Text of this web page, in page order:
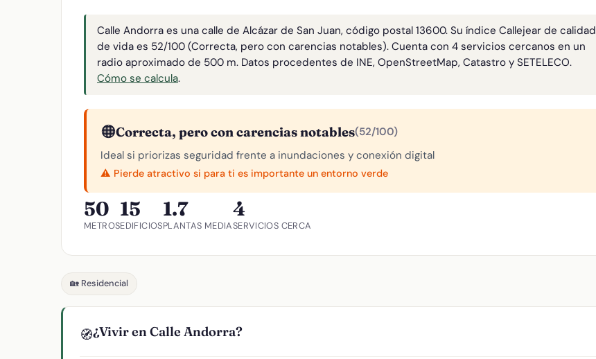
Calle Andorra es una calle de Alcázar de San Juan, código postal 13600. Su índice Callejear de calidad
de vida es 52/100 (Correcta, pero con carencias notables). Cuenta con 4 servicios cercanos en un
radio aproximado de 500 m. Datos procedentes de INE, OpenStreetMap, Catastro y SETELECO.
Cómo se calcula.
🟠Correcta, pero con carencias notables(52/100)
Ideal si priorizas seguridad frente a inundaciones y conexión digital
⚠️ Pierde atractivo si para ti es importante un entorno verde
50
METROS
15
EDIFICIOS
1.7
PLANTAS MEDIA
4
SERVICIOS CERCA
🏡 Residencial
🧭¿Vivir en Calle Andorra?